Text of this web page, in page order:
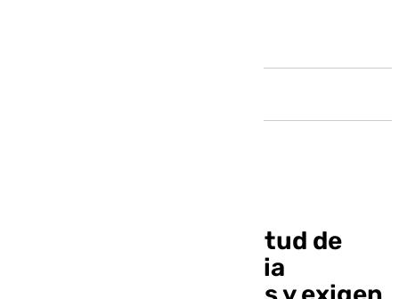
La plantilla del Juventud de
Torremolinos denuncia